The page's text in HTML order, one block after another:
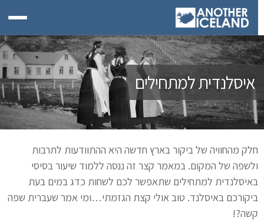
איסלנדית למתחילים
חלק מהחוויה של ביקור בארץ חדשה היא ההתוודעות לתרבות
ולשפה של המקום. במאמר קצר זה ננסה ללמוד שיעור בסיסי
באיסלנדית למתחילים שתאפשר לכם לשחות כדג במים בעת
ביקורכם באיסלנד. טוב אולי קצת הגזמתי…ומי אמר שעברית שפה
קשה?!